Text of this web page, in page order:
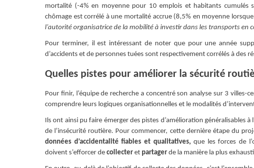
mortalité (-4% en moyenne pour 10 emplois et habitants cumulés
chômage est corrélé à une mortalité accrue (8,5% en moyenne
l’autorité organisatrice de la mobilité à investir dans les transports en
Pour terminer, il est intéressant de noter que pour une année
d’accidents et de personnes tuées sont respectivement corrélés à des
Quelles pistes pour améliorer la sécurité
Pour finir, l’équipe de recherche a concentré son analyse sur 3 villes-
comprendre leurs logiques organisationnelles et le modalités
Ils ont ainsi pu faire émerger des pistes d’amélioration généralisables
de l’insécurité routière. Pour commencer, cette dernière étape du
données d’accidentalité fiables et qualitatives, que les forces de
doivent s’efforcer de collecter et partager de la manière la plus